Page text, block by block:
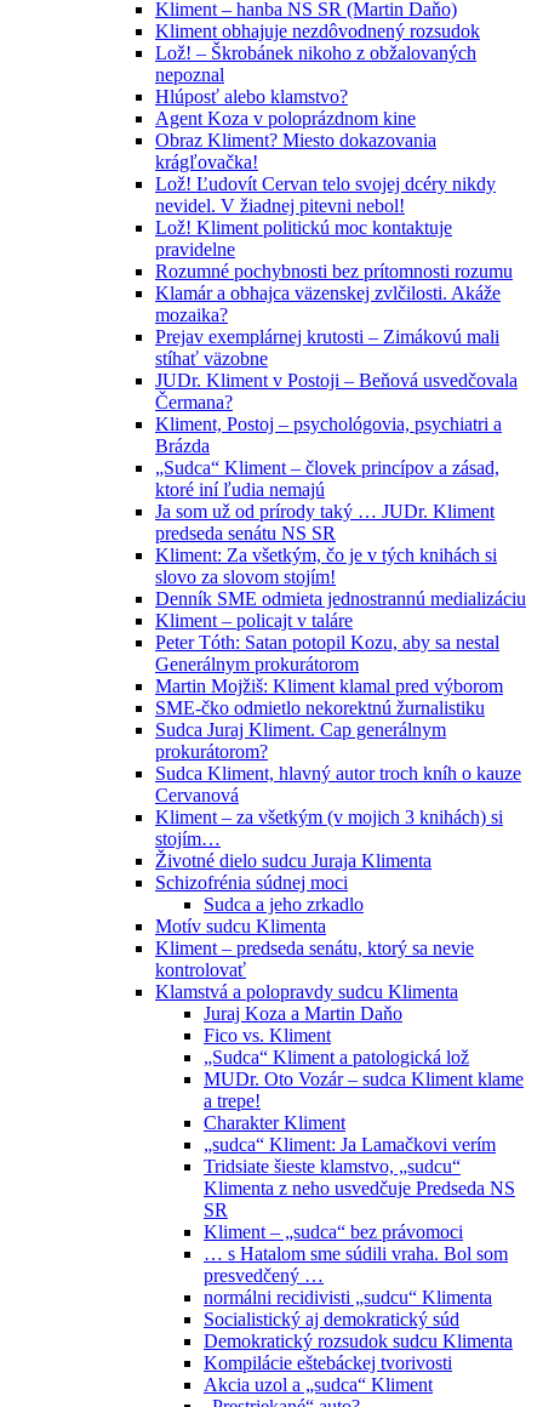
Kliment – hanba NS SR (Martin Daňo)
Kliment obhajuje nezdôvodnený rozsudok
Lož! – Škrobánek nikoho z obžalovaných
nepoznal
Hlúposť alebo klamstvo?
Agent Koza v poloprázdnom kine
Obraz Kliment? Miesto dokazovania
krágľovačka!
Lož! Ľudovít Cervan telo svojej dcéry nikdy
nevidel. V žiadnej pitevni nebol!
Lož! Kliment politickú moc kontaktuje
pravidelne
Rozumné pochybnosti bez prítomnosti rozumu
Klamár a obhajca väzenskej zvlčilosti. Akáže
mozaika?
Prejav exemplárnej krutosti – Zimákovú mali
stíhať väzobne
JUDr. Kliment v Postoji – Beňová usvedčovala
Čermana?
Kliment, Postoj – psychológovia, psychiatri a
Brázda
„Sudca“ Kliment – človek princípov a zásad,
ktoré iní ľudia nemajú
Ja som už od prírody taký … JUDr. Kliment
predseda senátu NS SR
Kliment: Za všetkým, čo je v tých knihách si
slovo za slovom stojím!
Denník SME odmieta jednostrannú medializáciu
Kliment – policajt v taláre
Peter Tóth: Satan potopil Kozu, aby sa nestal
Generálnym prokurátorom
Martin Mojžiš: Kliment klamal pred výborom
SME-čko odmietlo nekorektnú žurnalistiku
Sudca Juraj Kliment. Cap generálnym
prokurátorom?
Sudca Kliment, hlavný autor troch kníh o kauze
Cervanová
Kliment – za všetkým (v mojich 3 knihách) si
stojím…
Životné dielo sudcu Juraja Klimenta
Schizofrénia súdnej moci
Sudca a jeho zrkadlo
Motív sudcu Klimenta
Kliment – predseda senátu, ktorý sa nevie
kontrolovať
Klamstvá a polopravdy sudcu Klimenta
Juraj Koza a Martin Daňo
Fico vs. Kliment
„Sudca“ Kliment a patologická lož
MUDr. Oto Vozár – sudca Kliment klame
a trepe!
Charakter Kliment
„sudca“ Kliment: Ja Lamačkovi verím
Tridsiate šieste klamstvo, „sudcu“
Klimenta z neho usvedčuje Predseda NS
SR
Kliment – „sudca“ bez právomoci
… s Hatalom sme súdili vraha. Bol som
presvedčený …
normálni recidivisti „sudcu“ Klimenta
Socialistický aj demokratický súd
Demokratický rozsudok sudcu Klimenta
Kompilácie eštebáckej tvorivosti
Akcia uzol a „sudca“ Kliment